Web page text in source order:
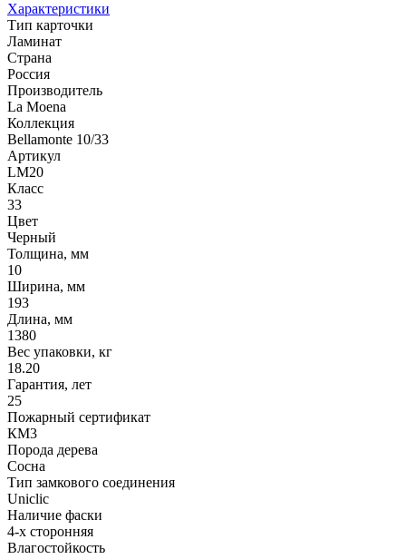
Характеристики
Тип карточки
Ламинат
Страна
Россия
Производитель
La Moena
Коллекция
Bellamonte 10/33
Артикул
LM20
Класс
33
Цвет
Черный
Толщина, мм
10
Ширина, мм
193
Длина, мм
1380
Вес упаковки, кг
18.20
Гарантия, лет
25
Пожарный сертификат
КМ3
Порода дерева
Сосна
Тип замкового соединения
Uniclic
Наличие фаски
4-х сторонняя
Влагостойкость